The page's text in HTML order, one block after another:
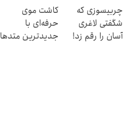
معرفی شد
چربیسوزی که
شگفتی لاغری
آسان را رقم زد!
کاشت موی
حرفه‌ای با
جدیدترین متدها